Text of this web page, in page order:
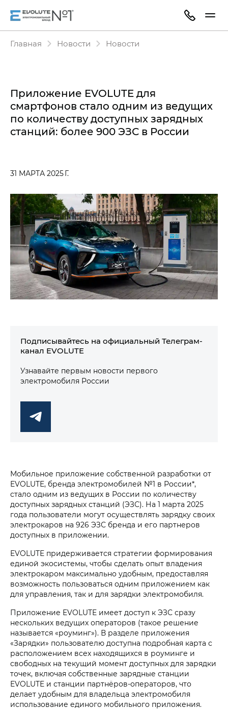
Главная Новости Новости
Приложение EVOLUTE для
смартфонов стало одним из ведущих
по количеству доступных зарядных
станций: более 900 ЭЗС в России
31 МАРТА 2025 Г.
Подписывайтесь на официальный Телеграм-
канал EVOLUTE
Узнавайте первым новости первого
электромобиля России
Мобильное приложение собственной разработки от
EVOLUTE, бренда электромобилей №1 в России*,
стало одним из ведущих в России по количеству
доступных зарядных станций (ЭЗС). На 1 марта 2025
года пользователи могут осуществлять зарядку своих
электрокаров на 926 ЭЗС бренда и его партнеров
доступных в приложении.
EVOLUTE придерживается стратегии формирования
единой экосистемы, чтобы сделать опыт владения
электрокаром максимально удобным, предоставляя
возможность пользоваться одним приложением как
для управления, так и для зарядки электромобиля.
Приложение EVOLUTE имеет доступ к ЭЗС сразу
нескольких ведущих операторов (такое решение
называется «роуминг»). В разделе приложения
«Зарядки» пользователю доступна подробная карта с
расположением всех находящихся в роуминге и
свободных на текущий момент доступных для зарядки
точек, включая собственные зарядные станции
EVOLUTE и станции партнёров-операторов, что
делает удобным для владельца электромобиля
использование единого мобильного приложения.